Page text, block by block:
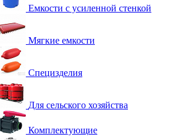
Емкости с усиленной стенкой
Мягкие емкости
Специзделия
Для сельского хозяйства
Комплектующие